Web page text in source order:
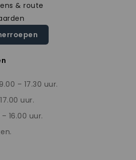
& route
– 17.30 uur.
uur.
16.00 uur.